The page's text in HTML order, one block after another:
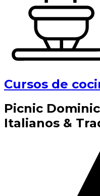
Cursos de
Picnic
Italianos &